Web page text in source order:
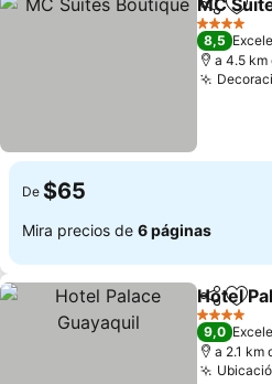
MC
4 Estrellas
8,5
a 4.5 km
De $65
Mira precios de 6 páginas
Hotel
4 Estrellas
9,0
a 2.1 km